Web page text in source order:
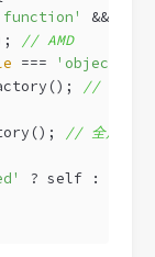
&&
// AMD
=== 'object'
//
// 全局变量
? self :